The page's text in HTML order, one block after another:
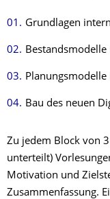
Grundlagen
Bestandsmodelle
Bau des neuen
Zu jedem Block von
unterteilt)
Motivation und
Zusammenfassung.